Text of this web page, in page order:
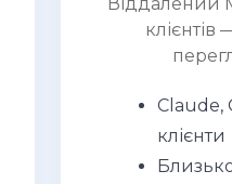
Claude,
клієнти